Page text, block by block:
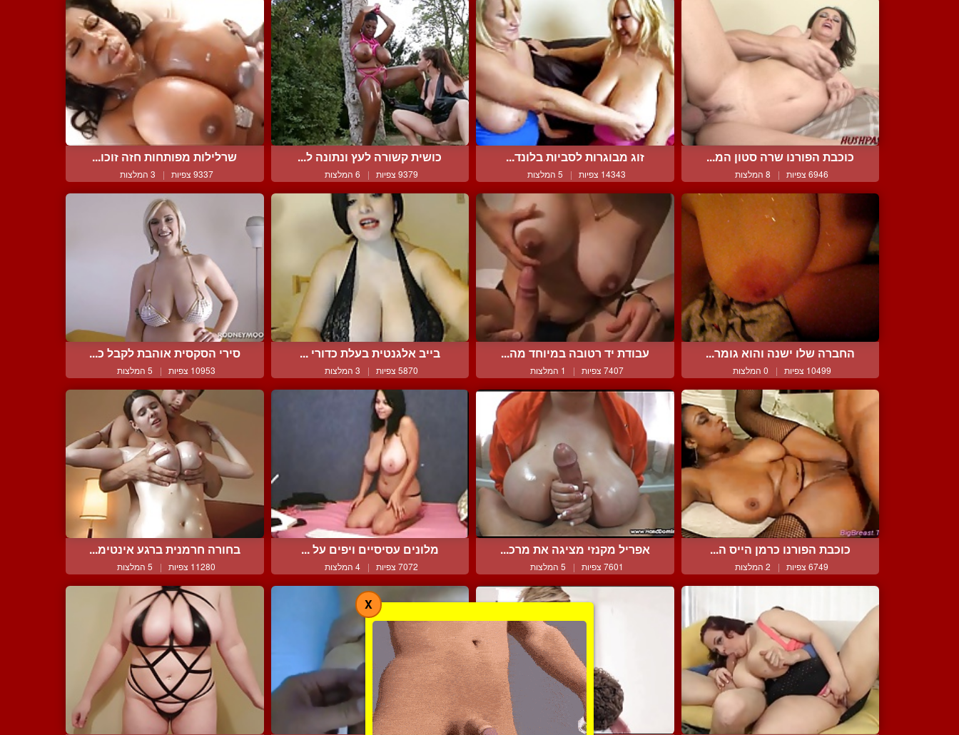
כוכבת הפורנו שרה סטון המ...
6946 צפיות | 8 המלצות
זוג מבוגרות לסביות בלונד...
14343 צפיות | 5 המלצות
כושית קשורה לעץ ונתונה ל...
9379 צפיות | 6 המלצות
שרלילות מפותחות חזה זוכו...
9337 צפיות | 3 המלצות
החברה שלו ישנה והוא גומר...
10499 צפיות | 0 המלצות
עבודת יד רטובה במיוחד מה...
7407 צפיות | 1 המלצות
בייב אלגנטית בעלת כדורי ...
5870 צפיות | 3 המלצות
סירי הסקסית אוהבת לקבל כ...
10953 צפיות | 5 המלצות
כוכבת הפורנו כרמן הייס ה...
6749 צפיות | 2 המלצות
אפריל מקנזי מציגה את מרכ...
7601 צפיות | 5 המלצות
מלונים עסיסיים ויפים על ...
7072 צפיות | 4 המלצות
בחורה חרמנית ברגע אינטימ...
11280 צפיות | 5 המלצות
X